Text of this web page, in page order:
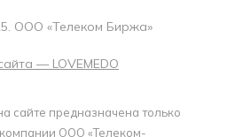
ООО «Телеком Биржа»
— LOVEMEDO
сайте предназначена только
ООО «Телеком-